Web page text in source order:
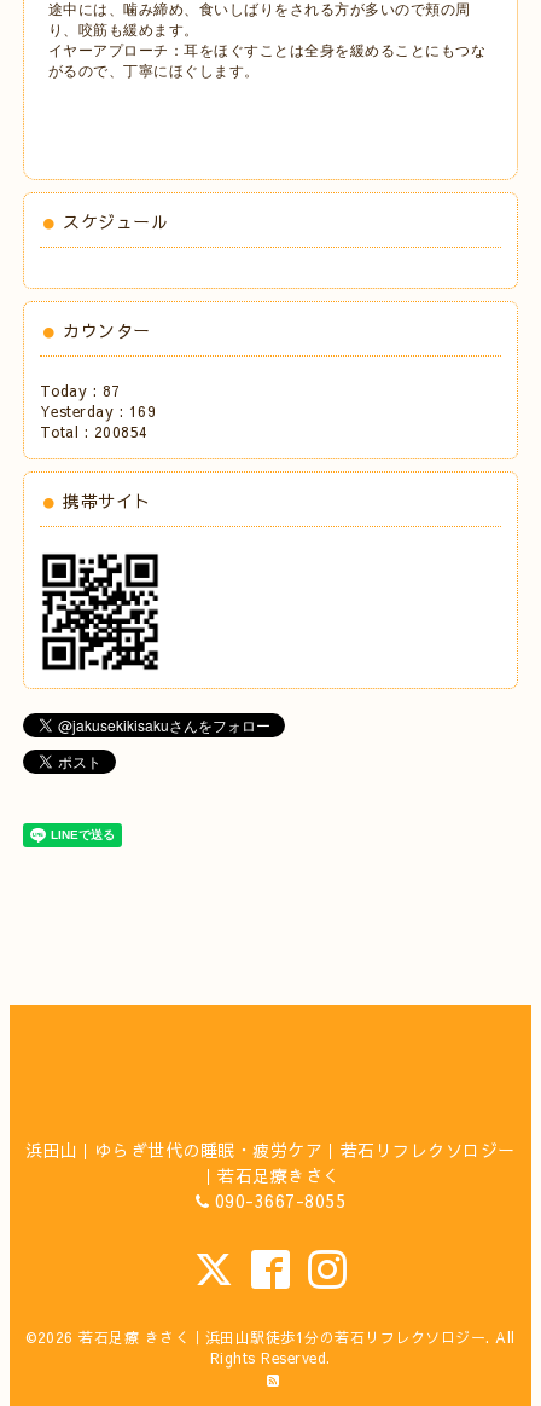
途中には、噛み締め、食いしばりをされる方が多いので頬の周
り、咬筋も緩めます。
イヤーアプローチ：耳をほぐすことは全身を緩めることにもつな
がるので、丁寧にほぐします。
スケジュール
カウンター
Today : 87
Yesterday : 169
Total : 200854
携帯サイト
浜田山｜ゆらぎ世代の睡眠・疲労ケア｜若石リフレクソロジー
｜若石足療きさく
090-3667-8055
©2026若石足療 きさく｜浜田山駅徒歩1分の若石リフレクソロジー. All
Rights Reserved.